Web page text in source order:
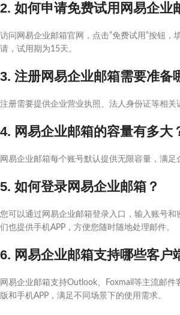
2. 如何申请免费试用网易企业
访问网易企业邮箱官网，点击”免费试用”按钮，
请，试用期为15天。
3. 注册网易企业邮箱需要准备
注册需要提供企业营业执照、法人身份证等相关
4. 网易企业邮箱的容量有多大
网易企业邮箱每个账号默认提供无限容量，满足
5. 如何登录网易企业邮箱？
您可以通过网易企业邮箱登录入口，输入账号和
们也提供手机APP，方便您随时随地处理邮件。
6. 网易企业邮箱支持哪些客户
网易企业邮箱支持Outlook、Foxmail等主流邮件
版和手机APP，满足不同场景下的使用需求。